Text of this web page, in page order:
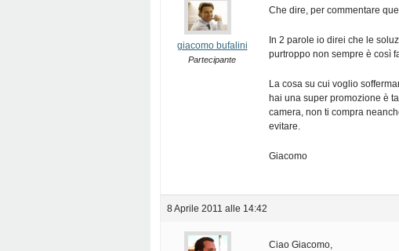
giacomo bufalini
Partecipante
Che dire, per commentare
In 2 parole io direi che le
purtroppo non sempre è così
La cosa su cui voglio
hai una super promozione è
camera, non ti compra
evitare.
Giacomo
8 Aprile 2011 alle 14:42
Ciao Giacomo,